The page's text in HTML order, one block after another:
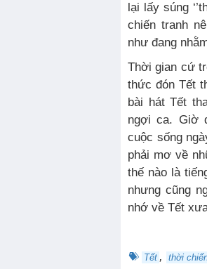
lại lấy súng
chiến tranh
như đang
Thời gian cứ
thức đón Tết
bài hát Tết
ngợi ca. Giờ
cuộc sống
phải mơ về
thế nào là
nhưng cũng
nhớ về Tết
Tết , thời